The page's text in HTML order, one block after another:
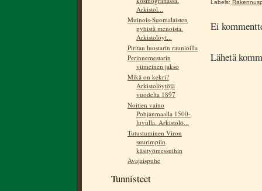
Arkistol...
Muinois-Suomalaisten
pyhistä menoista.
Arkistolöyt...
Piritan luostarin raunioilla
Perinnemestarin
viimeinen jakso
Mikä on kekri?
Arkistolöytöjä
vuodelta 1897
Noitien vaino
Pohjanmaalla 1500-
luvulla. Arkistolö...
Tutustuminen Viron
suurimpiin
käsityömessuihin
Avajaispuhe
Tunnisteet
Labels:
Ei
Lähetä